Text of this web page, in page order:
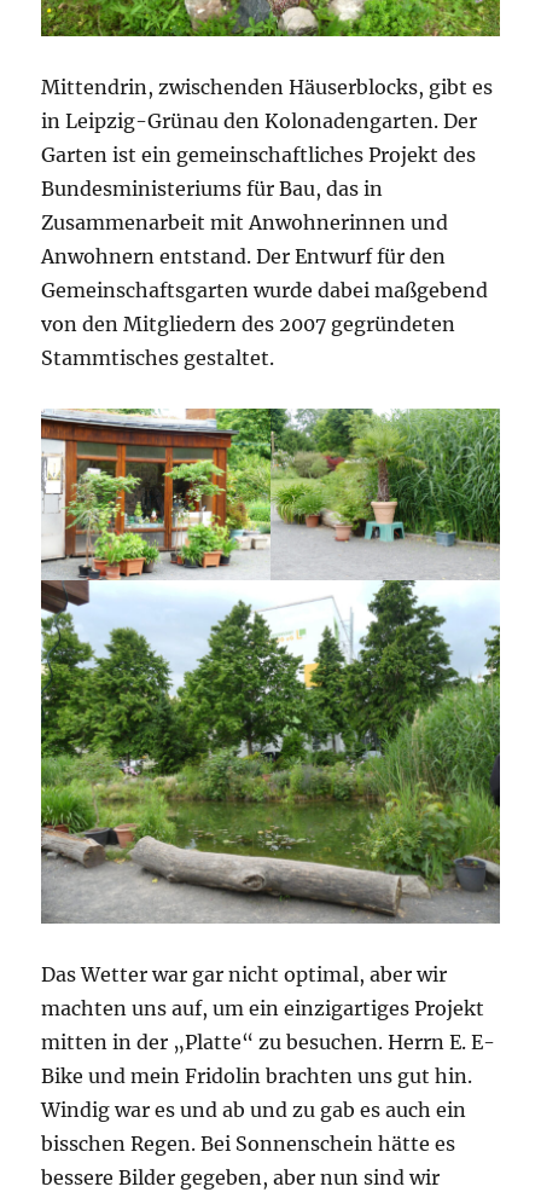
Mittendrin, zwischenden Häuserblocks, gibt es
in Leipzig-Grünau den Kolonadengarten. Der
Garten ist ein gemeinschaftliches Projekt des
Bundesministeriums für Bau, das in
Zusammenarbeit mit Anwohnerinnen und
Anwohnern entstand. Der Entwurf für den
Gemeinschaftsgarten wurde dabei maßgebend
von den Mitgliedern des 2007 gegründeten
Stammtisches gestaltet.
Das Wetter war gar nicht optimal, aber wir
machten uns auf, um ein einzigartiges Projekt
mitten in der „Platte“ zu besuchen. Herrn E. E-
Bike und mein Fridolin brachten uns gut hin.
Windig war es und ab und zu gab es auch ein
bisschen Regen. Bei Sonnenschein hätte es
bessere Bilder gegeben, aber nun sind wir